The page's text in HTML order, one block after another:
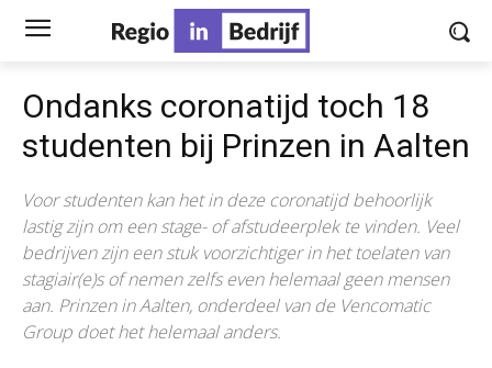
Ondanks coronatijd toch 18
studenten bij Prinzen in Aalten
Voor studenten kan het in deze coronatijd behoorlijk
lastig zijn om een stage- of afstudeerplek te vinden. Veel
bedrijven zijn een stuk voorzichtiger in het toelaten van
stagiair(e)s of nemen zelfs even helemaal geen mensen
aan. Prinzen in Aalten, onderdeel van de Vencomatic
Group doet het helemaal anders.